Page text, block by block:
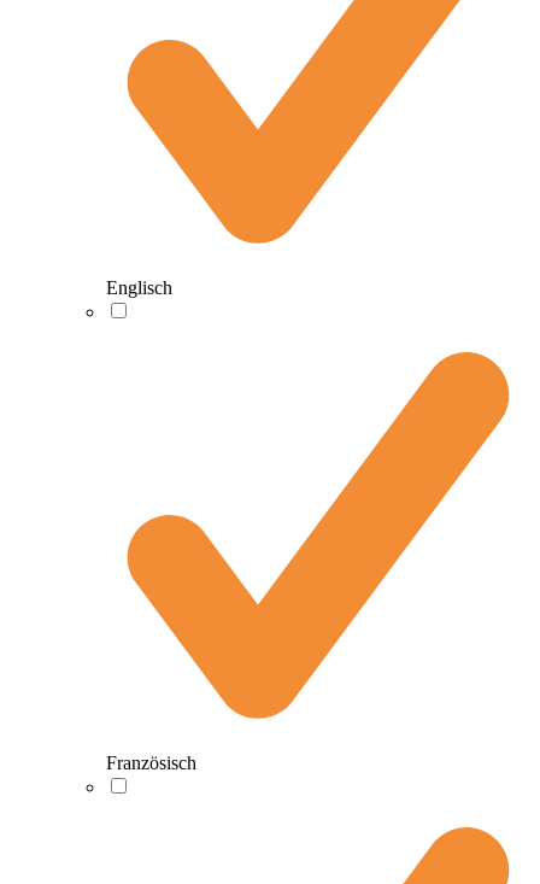
Englisch
Französisch